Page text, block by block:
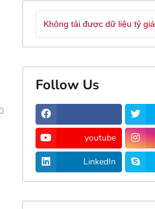
Không tải được dữ liệu tỷ giá.
Follow Us
youtube
LinkedIn